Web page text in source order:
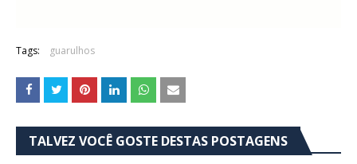
Tags: guarulhos
TALVEZ VOCÊ GOSTE DESTAS POSTAGENS